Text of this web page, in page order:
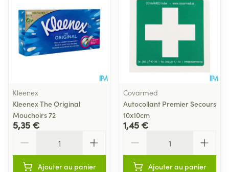
Kleenex
Kleenex The Original
Mouchoirs 72
5,35 €
Ajouter au panier
Covarmed
Autocollant Premier Secours
10x10cm
1,45 €
Ajouter au panier